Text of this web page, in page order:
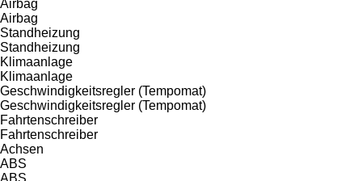
Airbag
Airbag
Standheizung
Standheizung
Klimaanlage
Klimaanlage
Geschwindigkeitsregler (Tempomat)
Geschwindigkeitsregler (Tempomat)
Fahrtenschreiber
Fahrtenschreiber
Achsen
ABS
ABS